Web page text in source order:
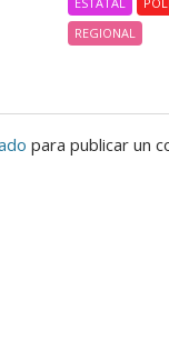
REGIONAL
para publicar un